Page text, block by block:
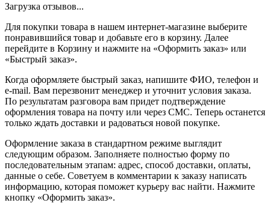
Загрузка отзывов...
Для покупки товара в нашем интернет-магазине выберите
понравившийся товар и добавьте его в корзину. Далее
перейдите в Корзину и нажмите на «Оформить заказ» или
«Быстрый заказ».
Когда оформляете быстрый заказ, напишите ФИО, телефон и
e-mail. Вам перезвонит менеджер и уточнит условия заказа.
По результатам разговора вам придет подтверждение
оформления товара на почту или через СМС. Теперь останется
только ждать доставки и радоваться новой покупке.
Оформление заказа в стандартном режиме выглядит
следующим образом. Заполняете полностью форму по
последовательным этапам: адрес, способ доставки, оплаты,
данные о себе. Советуем в комментарии к заказу написать
информацию, которая поможет курьеру вас найти. Нажмите
кнопку «Оформить заказ».